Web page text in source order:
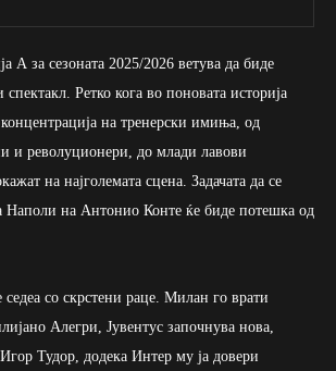
А за сезоната 2025/2026 ветува да биде
Ретко кога во поновата историја
на тренерски имиња, од
и револуционери, до млади лавови
на најголемата сцена. Задачата да се
Наполи на Антонио Конте ќе биде потешка од
со скрстени раце. Милан го врати
Алегри, Јувентус започнува нова,
Тудор, додека Интер му ја довери